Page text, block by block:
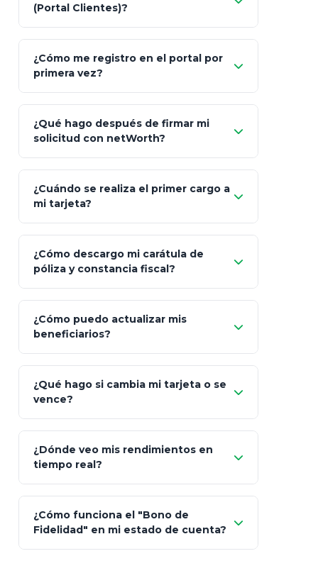
Fiscalidad Estrategia Art. 151 / 93
(Portal Clientes)?
Client"
App Store (iOS) Google Play
¿Cómo me registro en el portal por
primera vez?
Bienvenida
"¿Aún no tienes cuenta?
Regístrate"
¿Qué hago después de firmar mi
solicitud con netWorth?
¿Cuándo se realiza el primer cargo a
mi tarjeta?
¿Cómo descargo mi carátula de
póliza y constancia fiscal?
"Mis Pólizas" > "Documentos"
¿Cómo puedo actualizar mis
beneficiarios?
¿Qué hago si cambia mi tarjeta o se
vence?
"Link
de Cobro Seguro"
¿Dónde veo mis rendimientos en
tiempo real?
¿Cómo funciona el "Bono de
Fidelidad" en mi estado de cuenta?